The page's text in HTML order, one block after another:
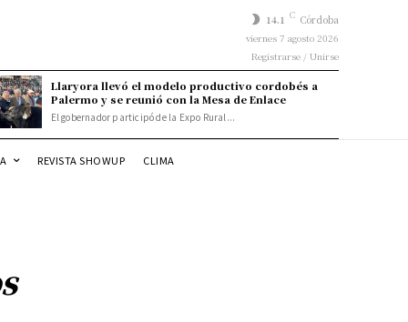
14.1 C Córdoba
viernes 7 agosto 2026
Registrarse / Unirse
Llaryora llevó el modelo productivo cordobés a
Palermo y se reunió con la Mesa de Enlace
El gobernador participó de la Expo Rural...
REVISTA SHOWUP CLIMA